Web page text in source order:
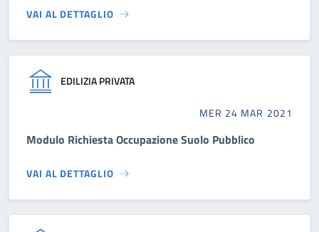
VAI AL DETTAGLIO
EDILIZIA PRIVATA
MER 24 MAR 2021
Modulo Richiesta Occupazione Suolo Pubblico
VAI AL DETTAGLIO